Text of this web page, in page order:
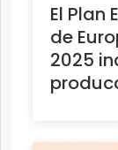
El Plan
de
2025